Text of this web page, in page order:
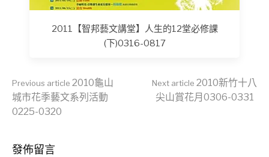
2011【智邦藝文講堂】人生的12堂必修課
(下)0316-0817
Continue
Reading
Previous article 2010龜山
城市花季藝文系列活動
0225-0320
Next article 2010新竹十八
尖山賞花月0306-0331
發佈留言